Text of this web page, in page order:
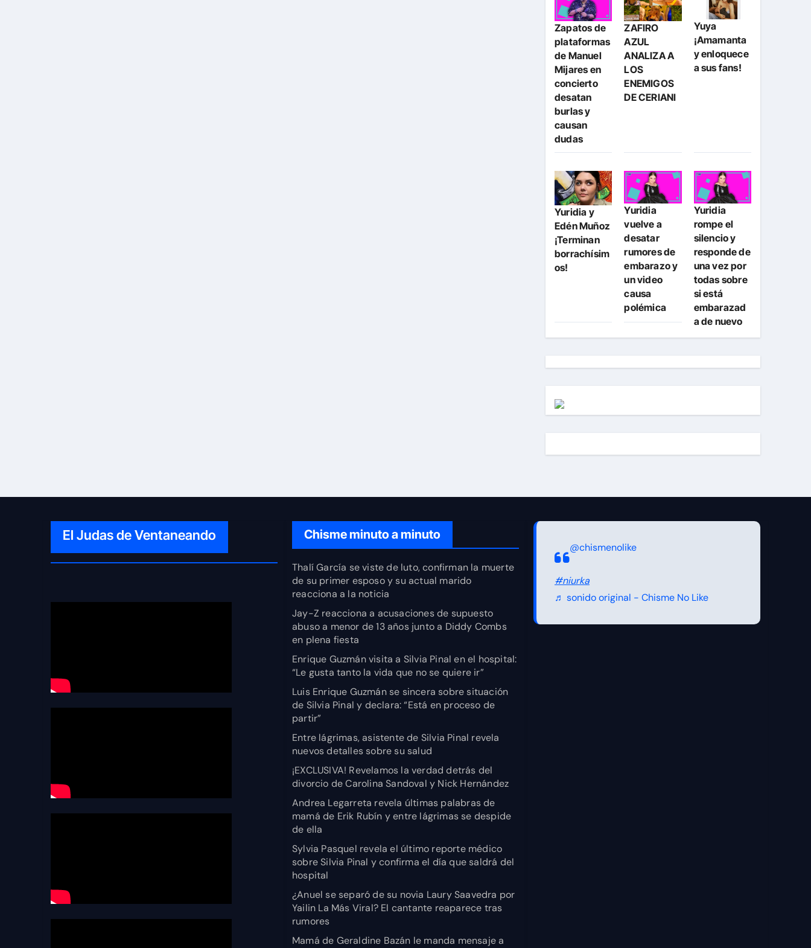
Zapatos de
plataformas
de Manuel
Mijares en
concierto
desatan
burlas y
causan
dudas
ZAFIRO
AZUL
ANALIZA A
LOS
ENEMIGOS
DE CERIANI
Yuya
¡Amamanta
y enloquece
a sus fans!
Yuridia y
Edén Muñoz
¡Terminan
borrachísim
os!
Yuridia
vuelve a
desatar
rumores de
embarazo y
un video
causa
polémica
Yuridia
rompe el
silencio y
responde de
una vez por
todas sobre
si está
embarazad
a de nuevo
El Judas de Ventaneando Chisme minuto a minuto
Thalí García se viste de luto, confirman la muerte
de su primer esposo y su actual marido
reacciona a la noticia
Jay-Z reacciona a acusaciones de supuesto
abuso a menor de 13 años junto a Diddy Combs
en plena fiesta
Enrique Guzmán visita a Silvia Pinal en el hospital:
“Le gusta tanto la vida que no se quiere ir”
Luis Enrique Guzmán se sincera sobre situación
de Silvia Pinal y declara: “Está en proceso de
partir”
Entre lágrimas, asistente de Silvia Pinal revela
nuevos detalles sobre su salud
¡EXCLUSIVA! Revelamos la verdad detrás del
divorcio de Carolina Sandoval y Nick Hernández
Andrea Legarreta revela últimas palabras de
mamá de Erik Rubín y entre lágrimas se despide
de ella
Sylvia Pasquel revela el último reporte médico
sobre Silvia Pinal y confirma el día que saldrá del
hospital
¿Anuel se separó de su novia Laury Saavedra por
Yailin La Más Viral? El cantante reaparece tras
rumores
Mamá de Geraldine Bazán le manda mensaje a
@chismenolike
#niurka
♬ sonido original - Chisme No Like